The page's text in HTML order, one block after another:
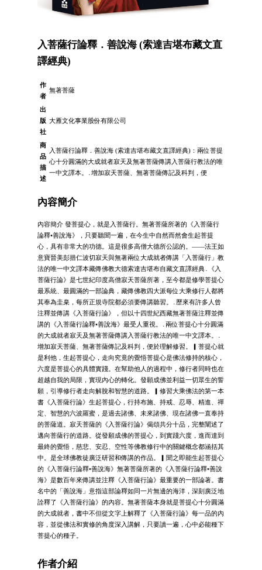
入菩薩行論釋．善說海 (索達吉堪布藏文直
譯經典)
作
者
無著菩薩
出
版
社
大雁文化事業股份有限公司
商
品
描
述
入菩薩行論釋．善說海 (索達吉堪布藏文直譯經典)：兩位菩提
心十分圓滿的大成就者寂天及無著菩薩傳講入菩薩行教法的唯
一中文譯本。․增加寂天菩薩、無著菩薩傳記及科判，便
內容簡介
內容簡介 發菩提心，就是入菩薩行。無著菩薩所著的《入菩薩行
論釋•善說海》，只要聽聞一遍，在今生中自然而然會生起菩提
心，具有非常大的功德。這是很多高僧大德所公認的。——法王如
意寶晉美彭措仁波切寂天與無著兩位大成就者傳講「入菩薩行」教
法的唯一中文譯本藏傳佛教大德索達吉堪布自藏文直譯經典․《入
菩薩行論》是七世紀印度高僧寂天菩薩所著，至今都是修學菩提心
最系統、最圓滿的一部論典，藏傳佛教四大派每位大乘修行人都將
其奉為圭臬，每所正規寺院都必須要傳講聽習。․歷來有許多人曾
注釋並傳講《入菩薩行論》，但以十四世紀西藏無著菩薩注釋並傳
講的《入菩薩行論釋•善說海》最受人重視。․兩位菩提心十分圓滿
的大成就者寂天及無著菩薩傳講入菩薩行教法的唯一中文譯本。․
增加寂天菩薩、無著菩薩傳記及科判，便於理解修習。▎菩提心就
是利他，生起菩提心，走向究竟的覺悟菩提心是佛法修持的核心，
六度是菩提心的具體實踐。在幫助他人的過程中，修行者同時也在
超越自我的局限，實現內心的轉化。發願成佛並利益一切眾生的誓
願，引導修行者走向解脫和智慧的道路。▎修習大乘佛法的第一本
書《入菩薩行論》生起菩提心，行持布施、持戒、忍辱、精進、禪
定、智慧的六波羅蜜，是過去諸佛、未來諸佛、現在諸佛一直奉持
的菩薩道。寂天菩薩的《入菩薩行論》偈頌共分十品，完整闡述了
邁向菩薩行的道路。從發願成佛的菩提心，到實踐六度，進而達到
最終的覺悟，慈悲、安忍、空性等佛教修行中的關鍵概念都涵括其
中。是全球佛教徒廣泛研習和傳講的作品。▎聞之即能生起菩提心
的《入菩薩行論釋•善說海》無著菩薩所著的《入菩薩行論釋•善說
海》是數百年來傳講並注釋《入菩薩行論》最重要的一部論著。書
名中的「善說海」意指這部論釋如同一片無邊的海洋，深刻廣泛地
詮釋了《入菩薩行論》的內容。無著菩薩本身就是菩提心十分圓滿
的大成就者，書中不但從文字上解釋了《入菩薩行論》每一品的內
容，並從佛法和實修的角度深入講解，只要讀一遍，心中必能種下
菩提心的種子。
作者介紹